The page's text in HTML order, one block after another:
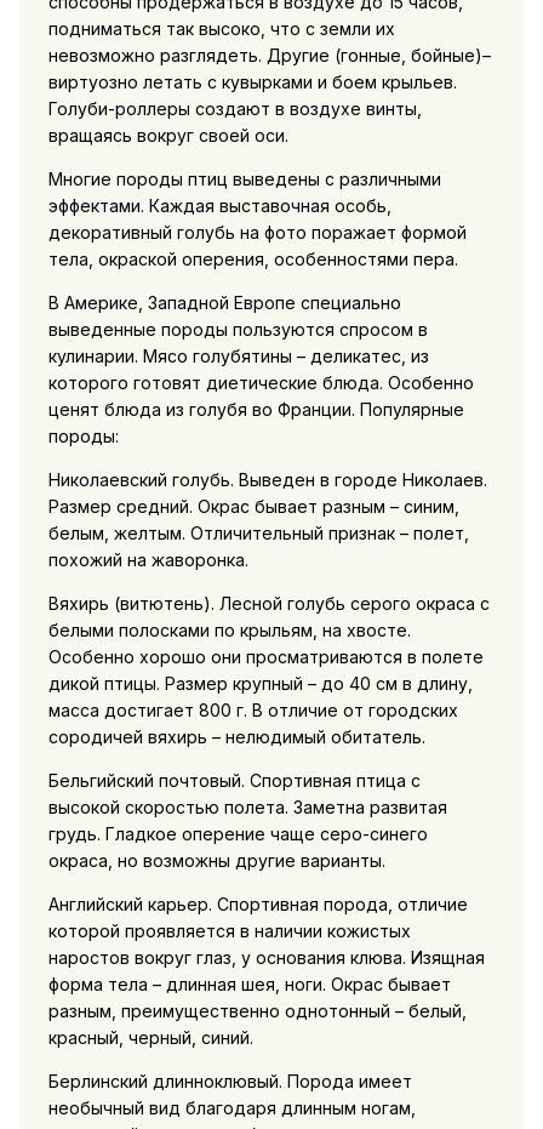
подниматься так высоко, что с земли их
невозможно разглядеть. Другие (гонные, бойные)–
виртуозно летать с кувырками и боем крыльев.
Голуби-роллеры создают в воздухе винты,
вращаясь вокруг своей оси.
Многие породы птиц выведены с различными
эффектами. Каждая выставочная особь,
декоративный голубь на фото поражает формой
тела, окраской оперения, особенностями пера.
В Америке, Западной Европе специально
выведенные породы пользуются спросом в
кулинарии. Мясо голубятины – деликатес, из
которого готовят диетические блюда. Особенно
ценят блюда из голубя во Франции. Популярные
породы:
Николаевский голубь. Выведен в городе Николаев.
Размер средний. Окрас бывает разным – синим,
белым, желтым. Отличительный признак – полет,
похожий на жаворонка.
Вяхирь (витютень). Лесной голубь серого окраса с
белыми полосками по крыльям, на хвосте.
Особенно хорошо они просматриваются в полете
дикой птицы. Размер крупный – до 40 см в длину,
масса достигает 800 г. В отличие от городских
сородичей вяхирь – нелюдимый обитатель.
Бельгийский почтовый. Спортивная птица с
высокой скоростью полета. Заметна развитая
грудь. Гладкое оперение чаще серо-синего
окраса, но возможны другие варианты.
Английский карьер. Спортивная порода, отличие
которой проявляется в наличии кожистых
наростов вокруг глаз, у основания клюва. Изящная
форма тела – длинная шея, ноги. Окрас бывает
разным, преимущественно однотонный – белый,
красный, черный, синий.
Берлинский длинноклювый. Порода имеет
необычный вид благодаря длинным ногам,